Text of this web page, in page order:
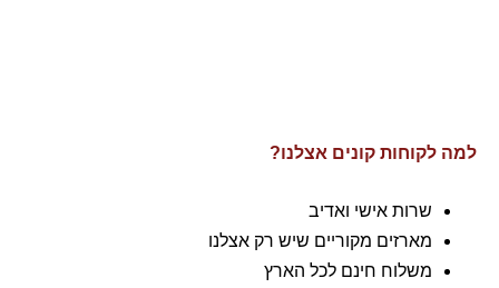
למה לקוחות קונים אצלנו?
שרות אישי ואדיב
מארזים מקוריים שיש רק אצלנו
משלוח חינם לכל הארץ